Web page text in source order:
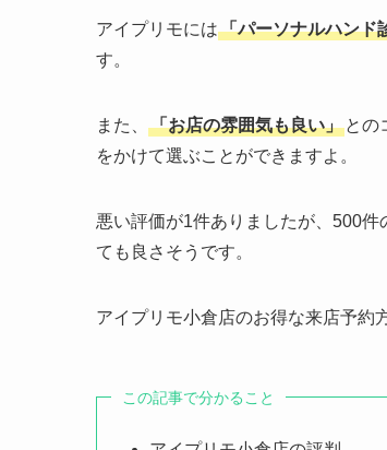
アイプリモには「パーソナルハンド
す。
また、 「お店の雰囲気も良い」 との
をかけて選ぶことができますよ。
悪い評価が1件ありましたが、500
ても良さそうです。
アイプリモ小倉店のお得な来店予約
この記事で分かること